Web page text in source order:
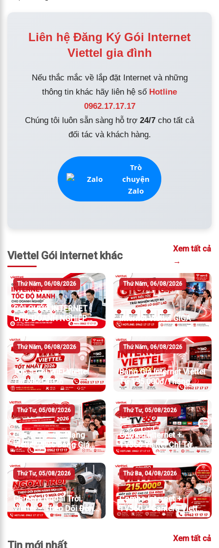
Liên hệ Đăng Ký Gói Internet
Viettel gia đình
Nếu thắc mắc về lắp đặt Internet và những
thông tin khác hãy liên hệ số Hotline
0962.17.17.17
Chúng tôi luôn sẵn sàng hỗ trợ 24/7 cho tất cả
đối tác và khách hàng.
Trò
chuyện
Zalo
Viettel Gói internet khác
Xem tất cả
→
Thứ Năm, 06/08/2026
GÓI CƯỚC INTERNET
CHO DOANH NGHIỆP
TỐC ĐỘ MẠNH
Thứ Năm, 06/08/2026
Internet Viettel GIGA
Thứ Năm, 06/08/2026
Top 5 Gói WiFi Viettel
Tốt Nhất 2026
Thứ Năm, 06/08/2026
Bảng Giá Internet Viettel
Từ 195.000đ/Tháng
Thứ Tư, 05/08/2026
Các Gói Cước Mạng
Viettel 2026 Bảng Giá
Chi Tiết Và Cách Chọn
Gói Phù Hợp
Thứ Tư, 05/08/2026
Combo Internet +
TV360 Viettel Chỉ Từ
275.000đ/Tháng
Thứ Tư, 05/08/2026
Camera Ngoài Trời
Viettel – Theo Dõi Đơn
Hàng Mọi Lúc, Không
Thứ Ba, 04/08/2026
Combo Internet +
TV360 + Camera Viettel
Chỉ Từ 215K/Tháng
Tin mới nhất
Xem tất cả